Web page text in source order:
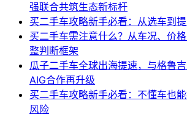
强联合共筑生态新标杆
买二手车攻略新手必看：从选车到
买二手车需注意什么？从车况、价
整判断框架
瓜子二手车全球出海提速，与格鲁
AIG合作再升级
买二手车攻略新手必看：不懂车也
风险